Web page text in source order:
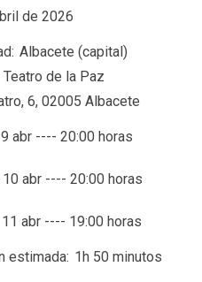
de 2026
Albacete (capital)
Teatro de la Paz
6, 02005 Albacete
abr ---- 20:00 horas
abr ---- 20:00 horas
abr ---- 19:00 horas
estimada 1h 50 minutos